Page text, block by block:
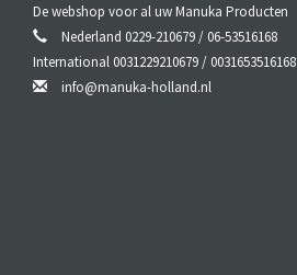
De webshop voor al uw Manuka Producten
Nederland 0229-210679 / 06-53516168
International 0031229210679 / 0031653516168
info@manuka-holland.nl